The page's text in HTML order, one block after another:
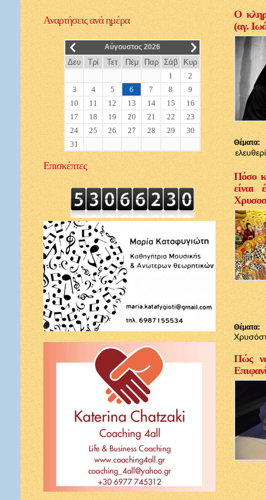
Αναρτήσειςανά ημέρα
__ Αύγουστος 2026 __
Δευ Τρί Τετ Πέμ Παρ Σάβ
Κυρ
1
2
3
4 5 6 7 8
9
10
11 12 13 14 15
16
17
18 19 20 21 22
23
24
25 26 27 28 29
30
31
Επισκέπτες
Ο
(αγ.
Θέματα:
Πόσο
είναι
Θέματα:
Πώς να